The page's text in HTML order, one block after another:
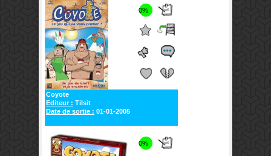
0%
Coyote
Editeur : Tilsit
Date de sortie : 01-01-2005
0%